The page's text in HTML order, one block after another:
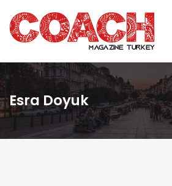
Esra Doyuk